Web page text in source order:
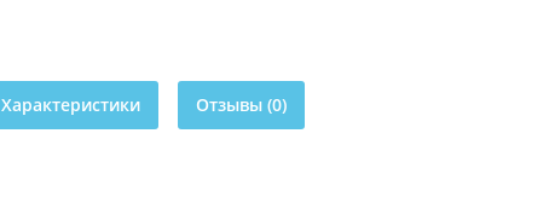
Характеристики Отзывы (0)